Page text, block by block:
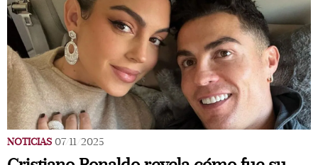
NOTICIAS 07/11/2025